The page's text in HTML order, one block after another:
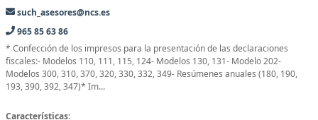
such_asesores@ncs.es
965 85 63 86
* Confección de los impresos para la presentación de las declaraciones
fiscales:- Modelos 110, 111, 115, 124- Modelos 130, 131- Modelo 202-
Modelos 300, 310, 370, 320, 330, 332, 349- Resúmenes anuales (180, 190,
193, 390, 392, 347)* Im...
Características: